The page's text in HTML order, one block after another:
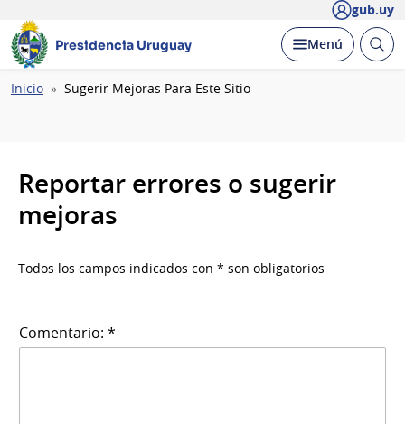
gub.uy
Presidencia Uruguay Desplegar
Menú Abrir
Ruta
Inicio Sugerir Mejoras Para Este Sitio
Reportar errores o sugerir
mejoras
Todos los campos indicados con * son obligatorios
Comentario: *